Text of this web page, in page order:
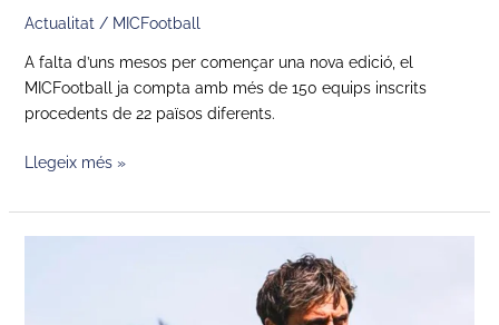
Actualitat / MICFootball
A falta d’uns mesos per començar una nova edició, el
MICFootball ja compta amb més de 150 equips inscrits
procedents de 22 països diferents.
Llegeix més »